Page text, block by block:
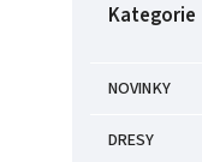
Kategorie
NOVINKY
DRESY